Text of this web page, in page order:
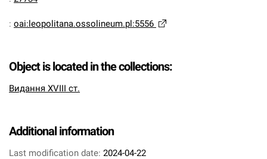
: oai:leopolitana.ossolineum.pl:5556
Object is located in the collections:
Видання XVIII ст.
Additional information
Last modification date: 2024-04-22